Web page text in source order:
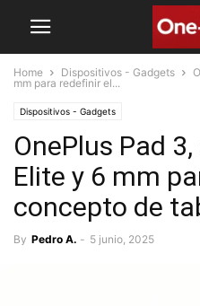
Home Dispositivos - Gadgets
mm para redefinir el...
Dispositivos - Gadgets
OnePlus Pad
Elite y 6 mm
concepto de
By Pedro A. - 5 junio, 2025